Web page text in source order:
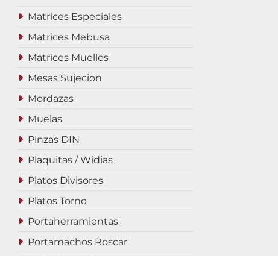
Matrices Especiales
Matrices Mebusa
Matrices Muelles
Mesas Sujecion
Mordazas
Muelas
Pinzas DIN
Plaquitas / Widias
Platos Divisores
Platos Torno
Portaherramientas
Portamachos Roscar